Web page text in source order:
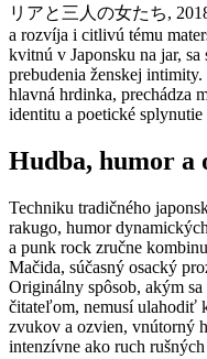
リアと三人の女たち,
a rozvíja i citlivú tému
kvitnú v Japonsku na jar,
prebudenia ženskej
hlavná hrdinka, prechádza
identitu a poetické
Hudba, humor a
Techniku tradičného
rakugo, humor
a punk rock zručne
Mačida, súčasný osacký
Originálny spôsob, akým
čitateľom, nemusí ulahodiť
zvukov a ozvien, vnútorný
intenzívne ako ruch